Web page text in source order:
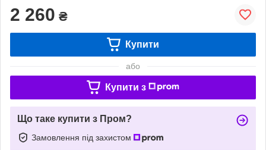
2 260 ₴
Купити
або
Купити з
Що таке купити з Пром?
Замовлення під захистом